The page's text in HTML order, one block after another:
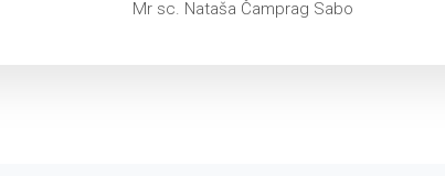
Mr sc. Nataša Čamprag Sabo